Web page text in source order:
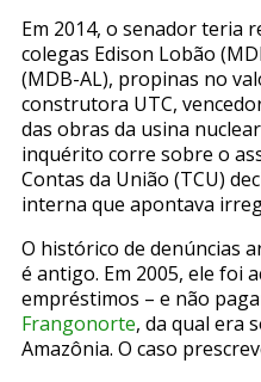
Em 2014, o senador teria
colegas Edison Lobão
(MDB-AL), propinas no
construtora UTC,
das obras da usina
inquérito corre sobre o
Contas da União (TCU)
interna que apontava
O histórico de denúncias
é antigo. Em 2005, ele foi
empréstimos – e não
Frangonorte, da qual era
Amazônia. O caso